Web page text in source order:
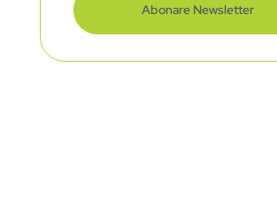
Abonare Newsletter